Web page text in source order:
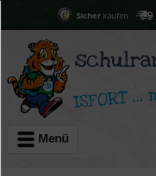
Sicherkaufen
Menü